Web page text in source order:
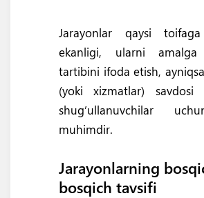
Jarayonlar qaysi
ekanligi, ularni amalga
tartibini ifoda etish,
(yoki xizmatlar)
shug’ullanuvchilar
muhimdir.
Jarayonlarning
bosqich tavsifi